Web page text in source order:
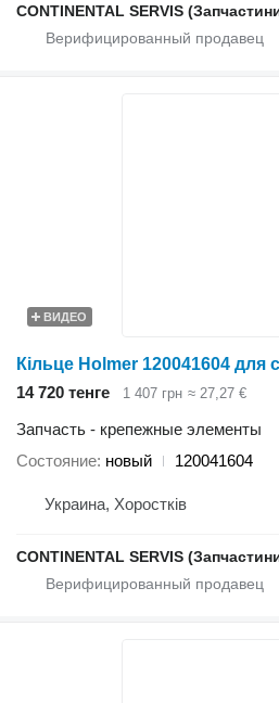
CONTINENTAL SERVIS
ВИДЕО
14 720 тенге 1 407 грн ≈ 27,27 €
Запчасть - крепежные элементы
Состояние новый 120041604
Украина, Хоростків
CONTINENTAL SERVIS